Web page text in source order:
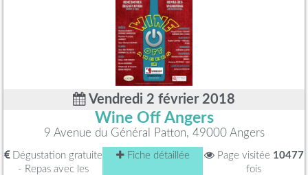
Vendredi 2 février 2018
Wine Off Angers
9 Avenue du Général Patton, 49000 Angers
Dégustation gratuite
- Repas avec les
Fiche détaillée Page visitée 10477
fois